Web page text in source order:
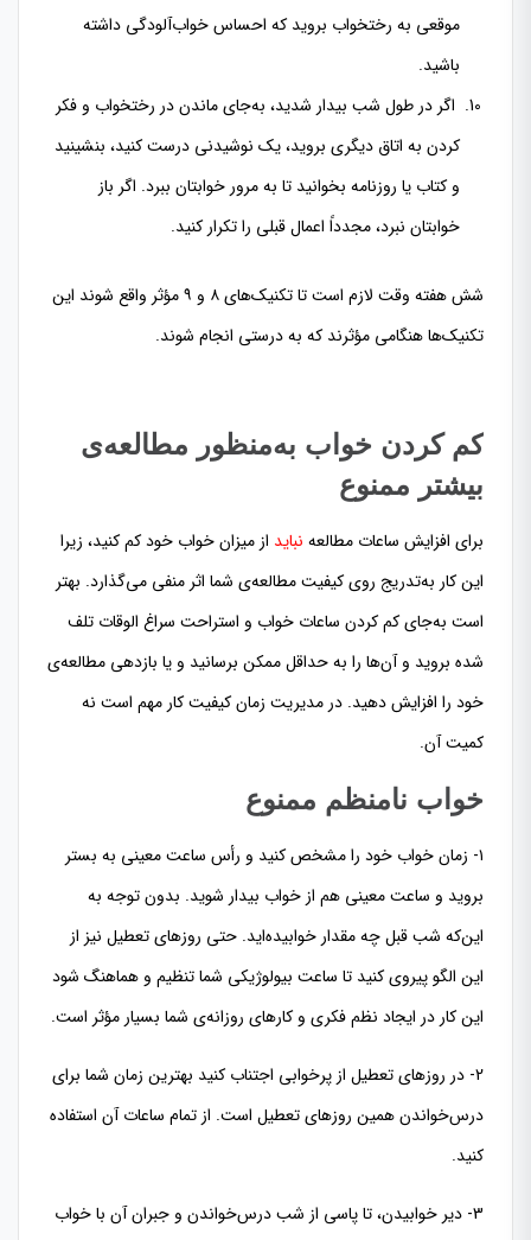
موقعی به رختخواب بروید که احساس خواب‌آلودگی داشته
باشید.
اگر در طول شب بیدار شدید، به‌جای ماندن در رختخواب و فکر
کردن به اتاق دیگری بروید، یک نوشیدنی درست کنید، بنشینید
و کتاب یا روزنامه بخوانید تا به مرور خوابتان ببرد. اگر باز
خوابتان نبرد، مجدداً اعمال قبلی را تکرار کنید.
شش هفته وقت لازم است تا تکنیک‌های ۸ و ۹ مؤثر واقع شوند این
تکنیک‌ها هنگامی مؤثرند که به درستی انجام شوند.
کم کردن خواب به‌منظور مطالعه‌ی
بیشتر ممنوع
برای افزایش ساعات مطالعه نباید از میزان خواب خود کم کنید، زیرا
این کار به‌تدریج روی کیفیت مطالعه‌ی شما اثر منفی می‌گذارد. بهتر
است به‌جای کم کردن ساعات خواب و استراحت سراغ الوقات تلف
شده بروید و آن‌ها را به حداقل ممکن برسانید و یا بازدهی مطالعه‌ی
خود را افزایش دهید. در مدیریت زمان کیفیت کار مهم است نه
کمیت آن.
خواب نامنظم ممنوع
۱- زمان خواب خود را مشخص کنید و رأس ساعت معینی به بستر
بروید و ساعت معینی هم از خواب بیدار شوید. بدون توجه به
این‌که شب قبل چه مقدار خوابیده‌اید. حتی روزهای تعطیل نیز از
این الگو پیروی کنید تا ساعت بیولوژیکی شما تنظیم و هماهنگ شود
این کار در ایجاد نظم فکری و کارهای روزانه‌ی شما بسیار مؤثر است.
2- در روزهای تعطیل از پرخوابی اجتناب کنید بهترین زمان شما برای
درس‌خواندن همین روزهای تعطیل است. از تمام ساعات آن استفاده
کنید.
3- دیر خوابیدن، تا پاسی از شب درس‌خواندن و جبران آن با خواب